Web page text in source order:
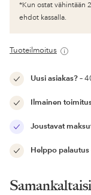
*Kun ostat vähintään
ehdot kassalla.
Tuoteilmoitus
Uusi asiakas?–
Ilmainen
Joustavat
Helppo palautus